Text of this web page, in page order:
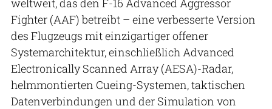
Fighter (AAF) betreibt – eine verbesserte Version
des Flugzeugs mit einzigartiger offener
Systemarchitektur, einschließlich Advanced
Electronically Scanned Array (AESA)-Radar,
helmmontierten Cueing-Systemen, taktischen
Datenverbindungen und der Simulation von